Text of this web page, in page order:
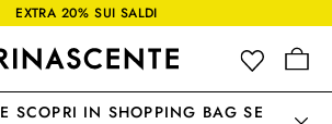
EXTRA 20% SUI SALDI
E SCOPRI IN SHOPPING BAG SE